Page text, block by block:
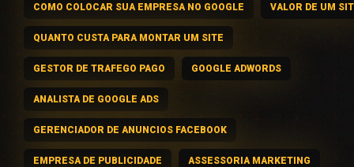
COMO COLOCAR SUA EMPRESA NO GOOGLE VALOR DE UM
QUANTO CUSTA PARA MONTAR UM SITE
GESTOR DE TRAFEGO PAGO GOOGLE ADWORDS
ANALISTA DE GOOGLE ADS
GERENCIADOR DE ANUNCIOS FACEBOOK
EMPRESA DE PUBLICIDADE ASSESSORIA MARKETING